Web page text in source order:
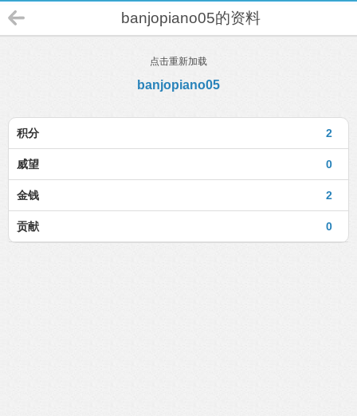
banjopiano05的资料
点击重新加载
banjopiano05
2
积分
0
威望
2
金钱
0
贡献